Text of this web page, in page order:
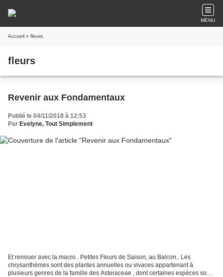
MENU
Accueil » fleurs
fleurs
Revenir aux Fondamentaux
Publié le 04/11/2018 à 12:53
Par Evelyne, Tout Simplement
Et renouer avec la macro.. Petites Fleurs de Saison, au Balcon.. Les
chrysanthèmes sont des plantes annuelles ou vivaces appartenant à
plusieurs genres de la famille des Asteraceae , dont certaines espèces sont